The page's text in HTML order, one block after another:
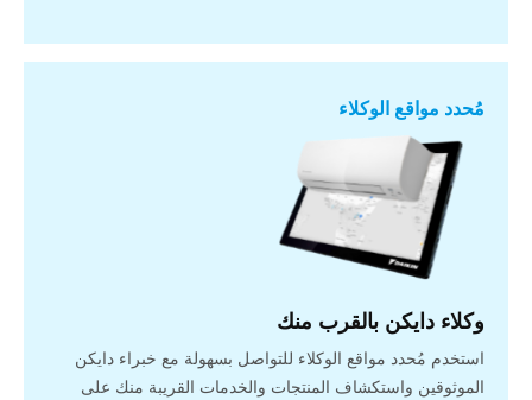
مُحدد مواقع الوكلاء
وكلاء دايكن بالقرب منك
استخدم مُحدد مواقع الوكلاء للتواصل بسهولة مع خبراء دايكن
الموثوقين واستكشاف المنتجات والخدمات القريبة منك على